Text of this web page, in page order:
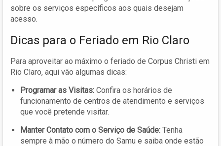
sobre os serviços específicos aos quais desejam
acesso.
Dicas para o Feriado em Rio Claro
Para aproveitar ao máximo o feriado de Corpus Christi em
Rio Claro, aqui vão algumas dicas:
Programar as Visitas: Confira os horários de
funcionamento de centros de atendimento e serviços
que você pretende visitar.
Manter Contato com o Serviço de Saúde: Tenha
sempre à mão o número do Samu e saiba onde estão